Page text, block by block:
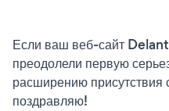
Если ваш веб-сайт
преодолели первую
расширению присутствия
поздравляю!